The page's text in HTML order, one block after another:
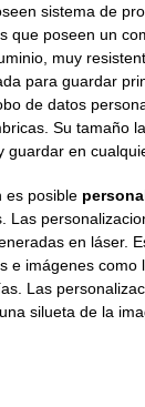
sistema de
que poseen un
muy
para guardar
de datos
Su tamaño
guardar en
es posible
Las
en láser.
e imágenes como
Las
silueta de la